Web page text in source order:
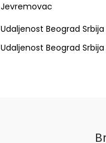
Jevremovac
Udaljenost Beograd
Udaljenost Beograd Srbija